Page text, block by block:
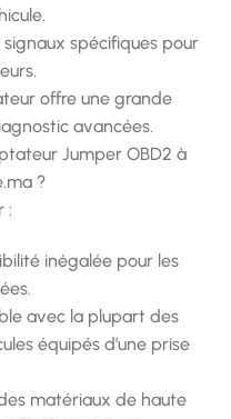
spécifiques pour
offre une grande
avancées.
Jumper OBD2 à
?
:
inégalée pour les
avec la plupart des
équipés d’une prise
matériaux de haute